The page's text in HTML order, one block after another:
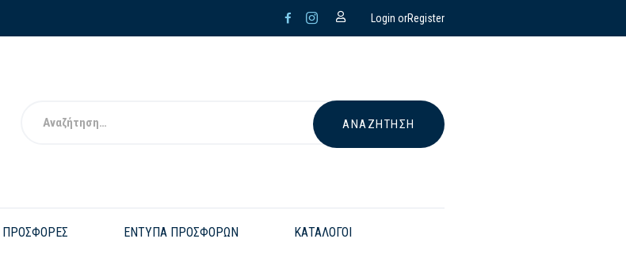
Login orRegister
ΠΡΟΣΦΟΡΕΣ ΕΝΤΥΠΑ ΠΡΟΣΦΟΡΩΝ ΚΑΤΑΛΟΓΟΙ